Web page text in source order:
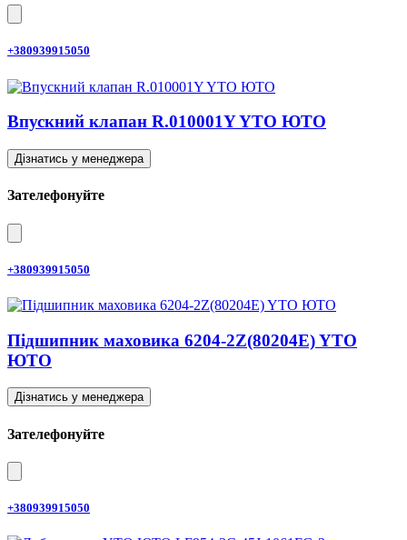
+380939915050
Впускний клапан R.010001Y YTO ЮТО
Дізнатись у менеджера
Зателефонуйте
+380939915050
Підшипник маховика 6204-2Z(80204E) YTO
ЮТО
Дізнатись у менеджера
Зателефонуйте
+380939915050